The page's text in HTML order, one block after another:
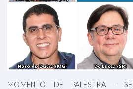
MOMENTO DE PALESTRA -